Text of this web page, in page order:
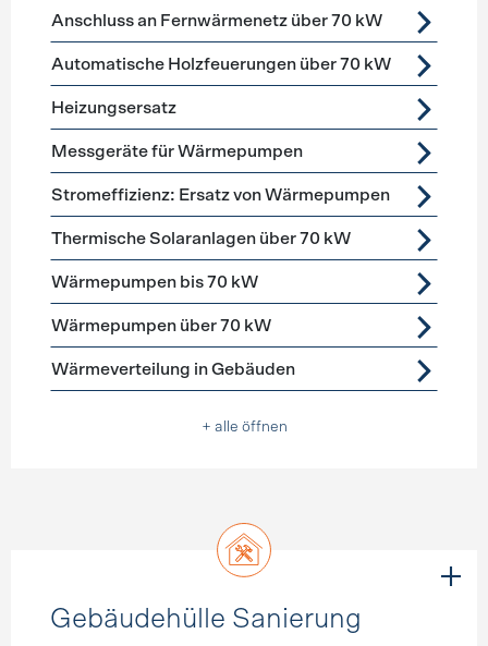
Förderprogramme Heizung
Anschluss an Fernwärmenetz über 70 kW
Automatische Holzfeuerungen über 70 kW
Heizungsersatz
Messgeräte für Wärmepumpen
Stromeffizienz: Ersatz von Wärmepumpen
Thermische Solaranlagen über 70 kW
Wärmepumpen bis 70 kW
Wärmepumpen über 70 kW
Wärmeverteilung in Gebäuden
+ alle öffnen
Gebäudehülle Sanierung